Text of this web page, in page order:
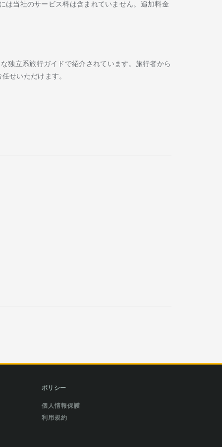
は当社のサービス料は含まれていません。追加料金
独立系旅行ガイドで紹介されています。旅行者から
せいただけます。
ポリシー
個人情報保護
利用規約